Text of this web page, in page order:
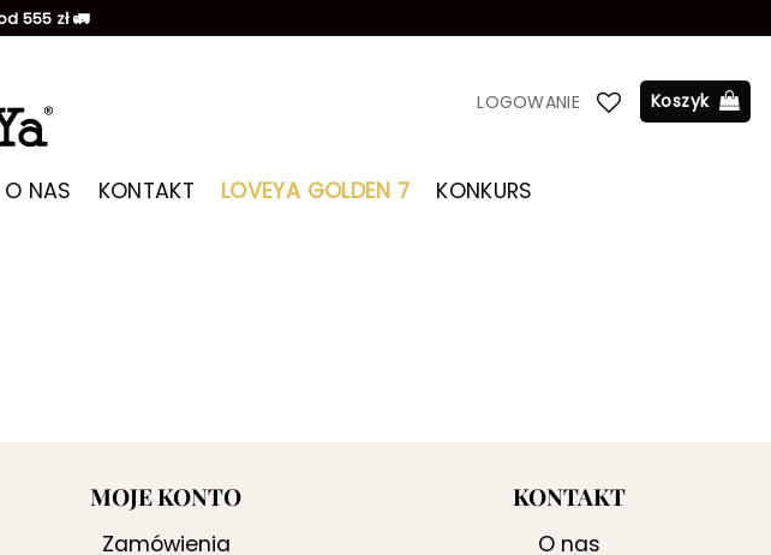
555 zł 🚛
LOGOWANIE Koszyk
O NAS KONTAKT LOVEYA GOLDEN 7 KONKURS
MOJE KONTO
Zamówienia
KONTAKT
O nas